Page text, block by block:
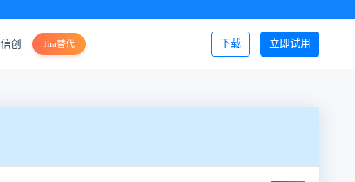
立即试用
下载
信创 Jira替代 登录/注册